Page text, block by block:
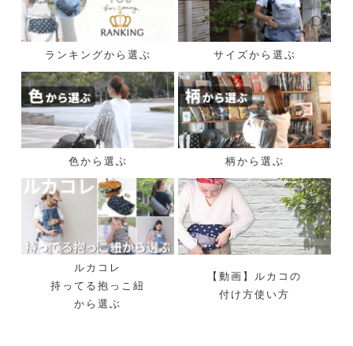
ランキングから選ぶ サイズから選ぶ
色から選ぶ 柄から選ぶ
ルカコレ
持ってる抱っこ紐
から選ぶ
【動画】ルカコの
付け方使い方